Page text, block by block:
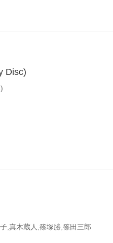
Disc)
,真木蔵人,篠塚勝,篠田三郎